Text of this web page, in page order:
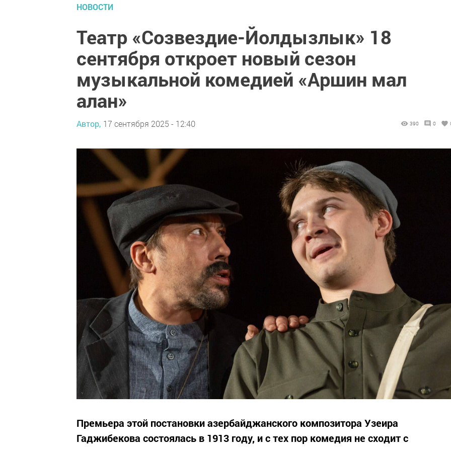
НОВОСТИ
Театр «Созвездие-Йолдызлык» 18
сентября откроет новый сезон
музыкальной комедией «Аршин мал
алан»
Автор, 17 сентября 2025 - 12:40 390 0
Премьера этой постановки азербайджанского композитора Узеира
Гаджибекова состоялась в 1913 году, и с тех пор комедия не сходит с